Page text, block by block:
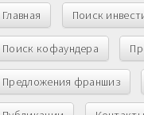
Главная Поиск
Поиск кофаундера
Предложения франшиз